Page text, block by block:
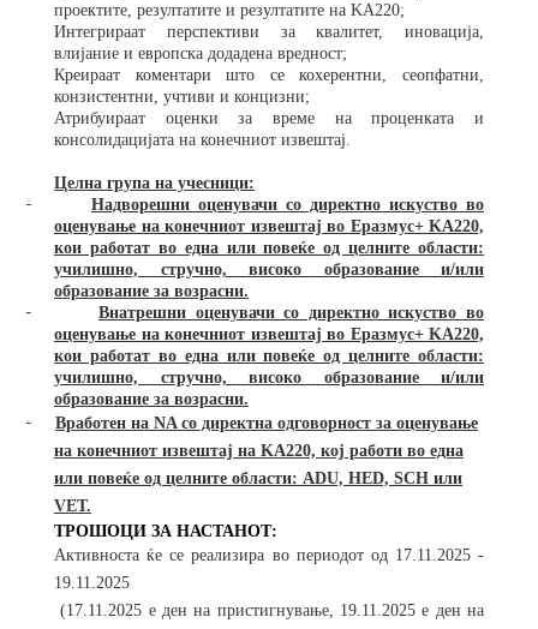
проектите, резултатите и резултатите на KA220;
Интегрираат перспективи за квалитет, иновација,
влијание и европска додадена вредност;
Креираат коментари што се кохерентни, сеопфатни,
конзистентни, учтиви и концизни;
Атрибуираат оценки за време на проценката и
консолидацијата на конечниот извештај.
Целна група на учесници:
-
Надворешни оценувачи со директно искуство во
оценување на конечниот извештај во Еразмус+ KA220,
кои работат во една или повеќе од целните области:
училишно, стручно, високо образование и/или
образование за возрасни.
-
Внатрешни оценувачи со директно искуство во
оценување на конечниот извештај во Еразмус+ KA220,
кои работат во една или повеќе од целните области:
училишно, стручно, високо образование и/или
образование за возрасни.
-
Вработен на NA со директна одговорност за оценување
на конечниот извештај на KA220, кој работи во една
или повеќе од целните области: ADU, HED, SCH или
VET.
ТРОШОЦИ ЗА НАСТАНОТ:
Активноста ќе се реализира во периодот од 17.11.2025 -
19.11.2025
(17.11.2025 е ден на пристигнување, 19.11.2025 е ден на